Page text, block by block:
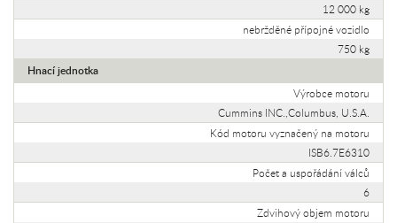
12 000 kg
nebržděné přípojné vozidlo
750 kg
Hnací jednotka
Výrobce motoru
Cummins INC.,Columbus, U.S.A.
Kód motoru vyznačený na motoru
ISB6.7E6310
Počet a uspořádání válců
6
Zdvihový objem motoru